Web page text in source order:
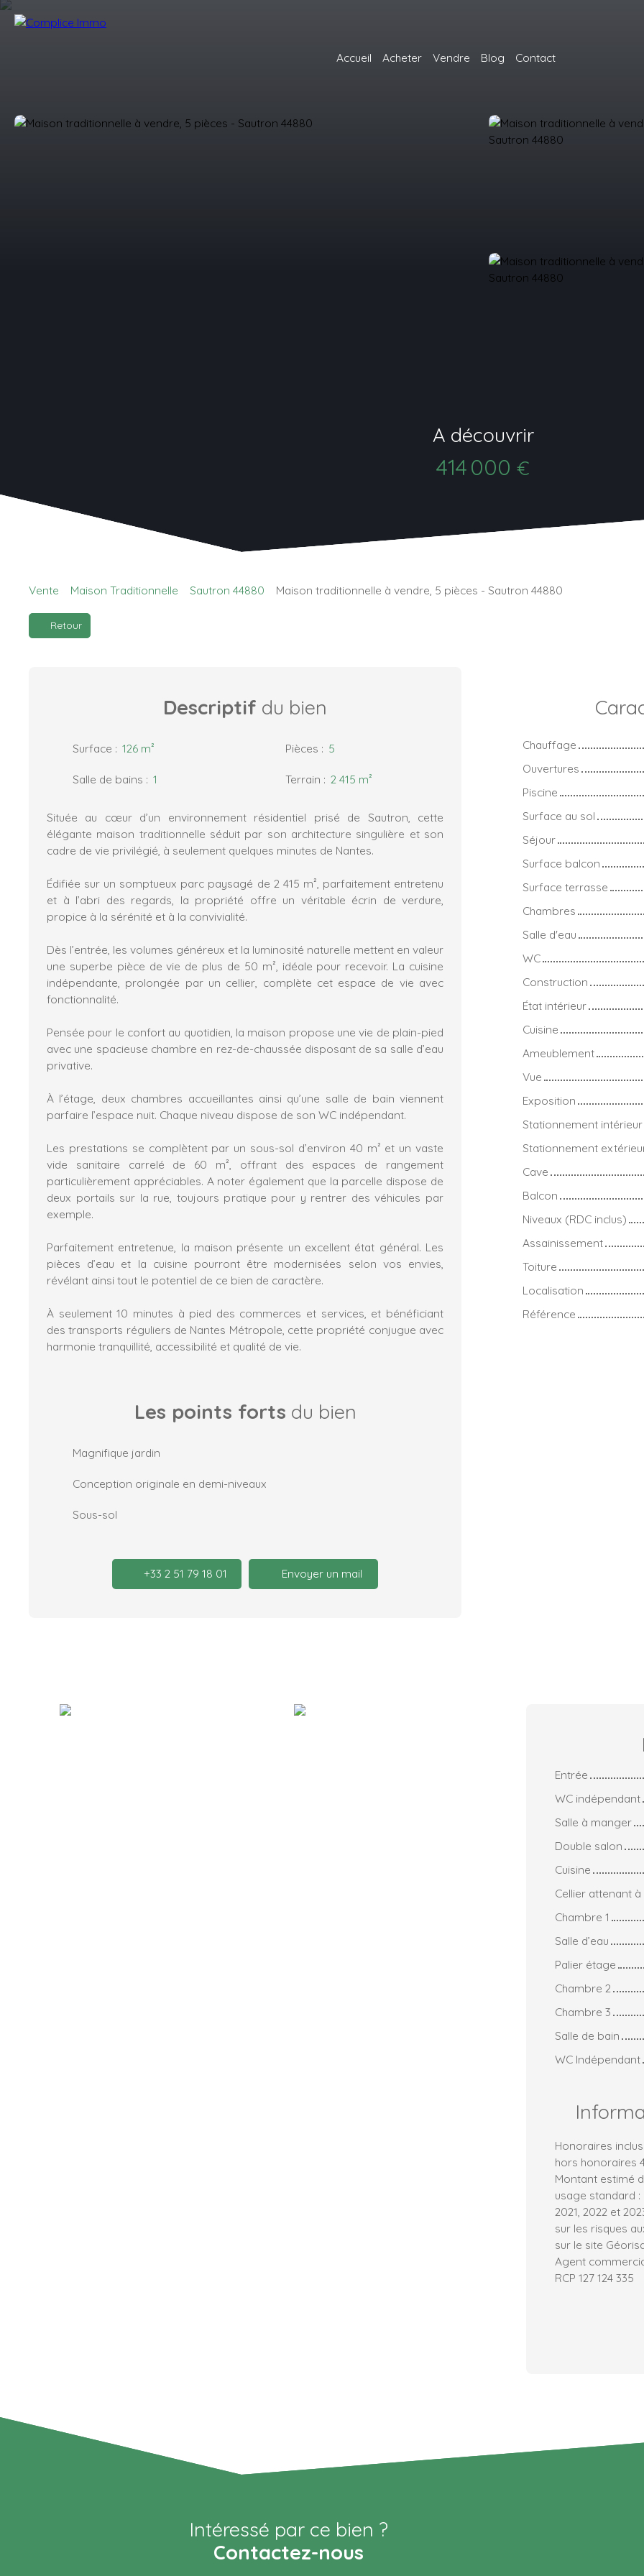
Accueil Acheter Vendre Blog Contact
A découvrir
414 000 €
Vente Maison Traditionnelle Sautron 44880 Maison traditionnelle à vendre, 5 pièces - Sautron 44880
Retour
Descriptif du bien
Surface : 126 m² Pièces : 5
Salle de bains : 1 Terrain : 2 415 m²
Située au cœur d’un environnement résidentiel prisé de Sautron, cette
élégante maison traditionnelle séduit par son architecture singulière et son
cadre de vie privilégié, à seulement quelques minutes de Nantes.
Édifiée sur un somptueux parc paysagé de 2 415 m², parfaitement entretenu
et à l’abri des regards, la propriété offre un véritable écrin de verdure,
propice à la sérénité et à la convivialité.
Dès l’entrée, les volumes généreux et la luminosité naturelle mettent en valeur
une superbe pièce de vie de plus de 50 m², idéale pour recevoir. La cuisine
indépendante, prolongée par un cellier, complète cet espace de vie avec
fonctionnalité.
Pensée pour le confort au quotidien, la maison propose une vie de plain-pied
avec une spacieuse chambre en rez-de-chaussée disposant de sa salle d’eau
privative.
À l’étage, deux chambres accueillantes ainsi qu’une salle de bain viennent
parfaire l’espace nuit. Chaque niveau dispose de son WC indépendant.
Les prestations se complètent par un sous-sol d’environ 40 m² et un vaste
vide sanitaire carrelé de 60 m², offrant des espaces de rangement
particulièrement appréciables. A noter également que la parcelle dispose de
deux portails sur la rue, toujours pratique pour y rentrer des véhicules par
exemple.
Parfaitement entretenue, la maison présente un excellent état général. Les
pièces d’eau et la cuisine pourront être modernisées selon vos envies,
révélant ainsi tout le potentiel de ce bien de caractère.
À seulement 10 minutes à pied des commerces et services, et bénéficiant
des transports réguliers de Nantes Métropole, cette propriété conjugue avec
harmonie tranquillité, accessibilité et qualité de vie.
Les points forts du bien
Magnifique jardin
Conception originale en demi-niveaux
Sous-sol
+33 2 51 79 18 01 Envoyer un mail
Chauffage
Ouvertures
Piscine
Surface au sol
Séjour
Surface balcon
Surface terrasse
Chambres
Salle d'eau
WC
Construction
État intérieur
Cuisine
Ameublement
Vue
Exposition
Stationnement intérieur
Stationnement
Cave
Balcon
Niveaux (RDC inclus)
Assainissement
Toiture
Localisation
Référence
Entrée
WC indépendant
Salle à manger
Double salon
Cuisine
Cellier attenant à
Chambre 1
Salle d’eau
Palier étage
Chambre 2
Chambre 3
Salle de bain
WC Indépendant
Honoraires
hors honoraires
Montant estimé
usage standard
2021, 2022 et
sur les risques
sur le site
Agent
RCP 127 124 335
Intéressé par ce bien ?
Contactez-nous